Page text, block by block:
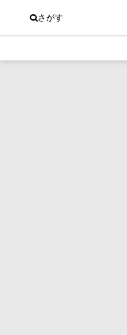
さがす